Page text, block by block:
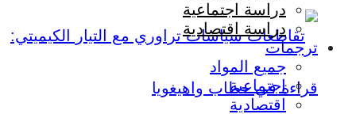
دراسة اجتماعية
دراسة اقتصادية
ترجمات
جميع المواد
اجتماعية
اقتصادية